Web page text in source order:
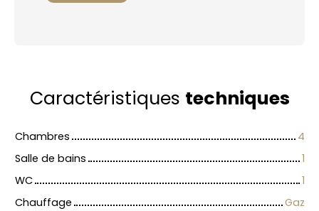
Caractéristiques techniques
Chambres
4
Salle de bains
1
WC
1
Chauffage
Gaz